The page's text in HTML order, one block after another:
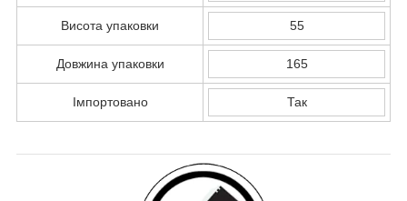
Висота упаковки 55
Довжина упаковки 165
Імпортовано Так